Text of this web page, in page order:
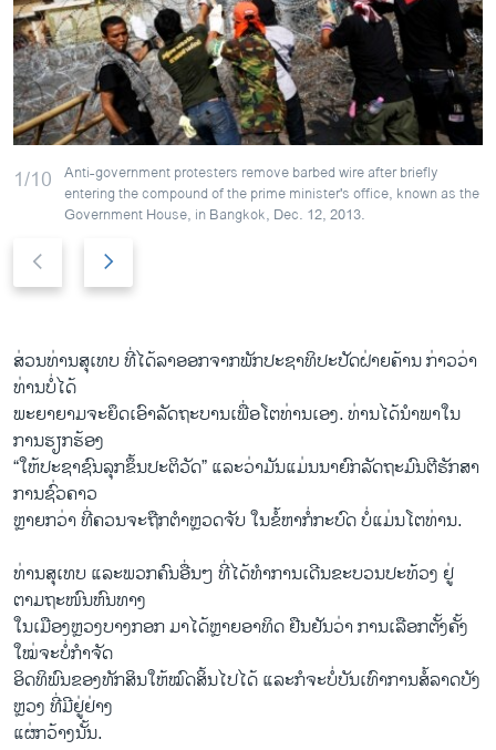
1/10 Anti-government protesters remove barbed wire after briefly
entering the compound of the prime minister's office, known as the
Government House, in Bangkok, Dec. 12, 2013.
e
i
o
u
s
s
l
i
e
x
s
l
i
d
e
ສ່ວນທ່ານສຸ​ເທບ ທີ່​ໄດ້​ລາ​ອອກ​ຈາກ​ພັກ​ປະຊາທິປະ​ປັດ​ຝ່າຍ​ຄ້ານ ກ່າວ​ວ່າ
ທ່ານບໍ່​ໄດ້​
ພະຍາຍາມ​ຈະ​ຍຶດ​ເອົາ​ລັດຖະບານ​ເພື່ອ​ໂຕ​ທ່ານ​ເອງ. ທ່ານ​ໄດ້ນໍ​າພາໃນ
ການຮຽກຮ້ອງ ​
“​ໃຫ້ປະຊາຊົນ​ລຸກ​ຂຶ້ນປະຕິວັດ” ​ແລະ​ວ່າມັນ​ແມ່ນນາຍົກລັດຖະມົນຕີ​ຮັກສາ​
ການຊົ່ວຄາວ
ຫຼາຍ​ກວ່າ ທີ່ຄວນ​ຈະ​ຖືກ​ຕໍາຫຼວດ​ຈັບ ​ໃນ​ຂໍ້​ຫາ​ກໍ່​ກະບົດ ບໍ່​ແມ່ນໂຕ​ທ່ານ.
ທ່ານ​ສຸ​ເທບ ​ແລະ​ພວກ​ຄົນ​ອື່ນໆ ທີ່​ໄດ້​ທໍາ​ການ​ເດີນ​ຂະ​ບວນປະ​ທ້ວງ ​ຢູ່​
ຕາມຖະໜົນຫົນທາງ​
ໃນ​ເມືອງ​ຫຼວງ​ບາງກອກ ​ມາ​ໄດ້​ຫຼາຍ​ອາທິດ ຢືນຢັນ​ວ່າ ການ​ເລືອກ​ຕັ້ງ​ຄັ້ງ​
ໃໝ່ຈະ​ບໍ່ກໍາຈັດ
​ອິດ​ທິພົນ​ຂອງ​ທັກສິນ​ໃຫ້​ໝົດ​ສິ້ນ​ໄປ​ໄດ້​ ​ແລະ​ກໍຈະ​ບໍ່​ບັນ​ເທົາການສໍ້​ລາດ​ບັງ​
ຫຼວງ ​ທີ່​ມີ​ຢູ່​ຢ່າງ
ແຜ່ກວ້າງ​ນັ້ນ​.